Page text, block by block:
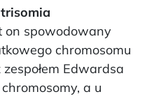
on spowodowany
chromosomu
Edwardsa
a u